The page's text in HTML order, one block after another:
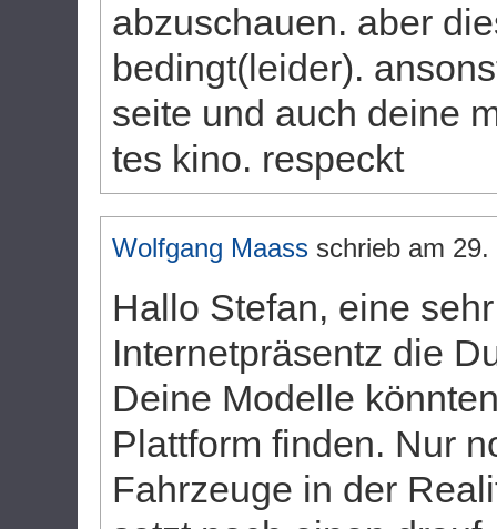
abzuschauen. aber
bedingt(leider).
seite und auch deine
tes kino. respeckt
Wolfgang Maass schrieb am 29.
Hallo Stefan, eine
Internetpräsentz die
Deine Modelle
Plattform finden. Nur
Fahrzeuge in der